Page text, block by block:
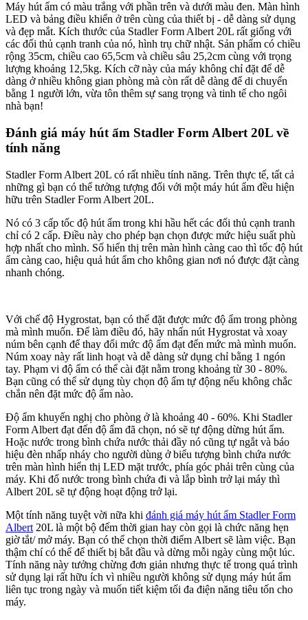
Máy hút ẩm có màu trắng với phần trên và dưới màu đen. Màn hình
LED và bảng điều khiển ở trên cùng của thiết bị - dễ dàng sử dụng
và đẹp mắt. Kích thước của Stadler Form Albert 20L rất giống với
các đối thủ cạnh tranh của nó, hình trụ chữ nhật. Sản phẩm có chiều
rộng 35cm, chiều cao 65,5cm và chiều sâu 25,2cm cùng với trọng
lượng khoảng 12,5kg. Kích cỡ này của máy không chỉ đặt để dễ
dàng ở nhiều không gian phòng mà còn rất dễ dàng để di chuyển
bằng 1 người lớn, vừa tôn thêm sự sang trọng và tinh tế cho ngôi
nhà bạn!
Đánh giá máy hút ẩm Stadler Form Albert 20L về
tính năng
Stadler Form Albert 20L có rất nhiều tính năng. Trên thực tế, tất cả
những gì bạn có thể tưởng tượng đối với một máy hút ẩm đều hiện
hữu trên Stadler Form Albert 20L.
Nó có 3 cấp tốc độ hút ẩm trong khi hầu hết các đối thủ cạnh tranh
chỉ có 2 cấp. Điều này cho phép bạn chọn được mức hiệu suất phù
hợp nhất cho mình. Số hiển thị trên màn hình càng cao thì tốc độ hút
ẩm càng cao, hiệu quả hút ẩm cho không gian nơi nó được đặt càng
nhanh chóng.
Với chế độ Hygrostat, bạn có thể đặt được mức độ ẩm trong phòng
mà mình muốn. Để làm điều đó, hãy nhấn nút Hygrostat và xoay
núm bên cạnh để thay đổi mức độ ẩm đạt đến mức mà mình muốn.
Núm xoay này rất linh hoạt và dễ dàng sử dụng chỉ bằng 1 ngón
tay. Phạm vi độ ẩm có thể cài đặt nằm trong khoảng từ 30 - 80%.
Bạn cũng có thể sử dụng tùy chọn độ ẩm tự động nếu không chắc
chắn nên đặt mức độ ẩm nào.
Độ ẩm khuyến nghị cho phòng ở là khoảng 40 - 60%. Khi Stadler
Form Albert đạt đến độ ẩm đã chọn, nó sẽ tự động dừng hút ẩm.
Hoặc nước trong bình chứa nước thải đầy nó cũng tự ngắt và báo
hiệu đèn nhấp nháy cho người dùng ở biểu tượng bình chứa nước
trên màn hình hiển thị LED mặt trước, phía góc phải trên cùng của
máy. Khi đổ nước trong bình chứa đi và lắp bình trở lại máy thì
Albert 20L sẽ tự động hoạt động trở lại.
Một tính năng tuyệt vời nữa khi đánh giá máy hút ẩm Stadler Form
Albert 20L là một bộ đếm thời gian hay còn gọi là chức năng hẹn
giờ tắt/ mở máy. Bạn có thể chọn thời điểm Albert sẽ làm việc. Bạn
thậm chí có thể để thiết bị bắt đầu và dừng mỗi ngày cùng một lúc.
Tính năng này tưởng chừng đơn giản nhưng thực tế trong quá trình
sử dụng lại rất hữu ích vì nhiều người không sử dụng máy hút ẩm
liên tục trong ngày và muốn tiết kiệm tối đa điện năng tiêu tốn cho
máy.